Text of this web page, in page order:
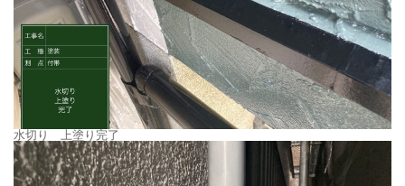
水切り 上塗り完了